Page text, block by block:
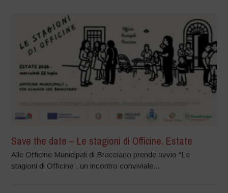
Save the date – Le stagioni di Officine. Estate
Alle Officine Municipali di Bracciano prende avvio “Le
stagioni di Officine”, un incontro conviviale...